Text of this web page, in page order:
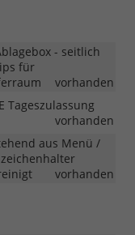
- seitlich
für
vorhanden
Tageszulassung
vorhanden
aus Menü /
vorhanden